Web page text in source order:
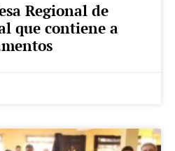
Regional de
que contiene a